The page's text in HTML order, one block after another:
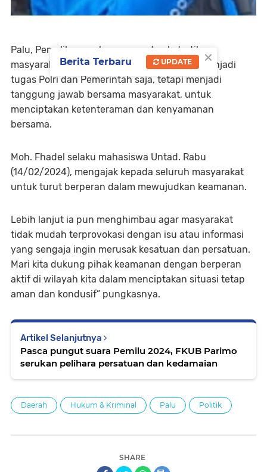
Palu, Pemeliharaan keamanan dan ketertiban
masyarakat (Harkamtibmas), bukan hanya menjadi
tugas Polri dan Pemerintah saja, tetapi menjadi
tanggung jawab bersama masyarakat, untuk
menciptakan ketenteraman dan kenyamanan
bersama.
Moh. Fhadel selaku mahasiswa Untad. Rabu
(14/02/2024), mengajak kepada seluruh masyarakat
untuk turut berperan dalam mewujudkan keamanan.
Lebih lanjut ia pun menghimbau agar masyarakat
tidak mudah terprovokasi dengan isu atau informasi
yang sengaja ingin merusak kesatuan dan persatuan.
Mari kita dukung pihak keamanan dengan berperan
aktif di wilayah kita dalam menciptakan situasi tetap
aman dan kondusif” pungkasnya.
Artikel Selanjutnya
Pasca pungut suara Pemilu 2024, FKUB Parimo
serukan pelihara persatuan dan kedamaian
Daerah Hukum & Kriminal Palu Politik
SHARE
×
Berita Terbaru UPDATE